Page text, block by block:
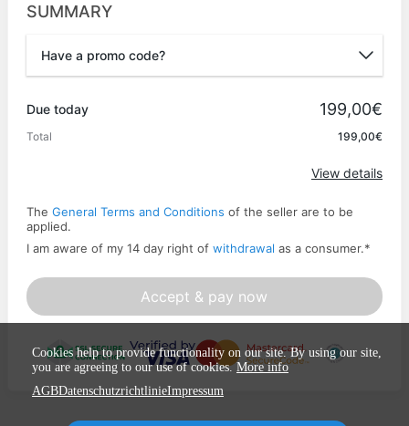
SUMMARY
Have a promo code?
Due today 199,00€
Total 199,00€
View details
The General Terms and Conditions of the seller are to be
applied.
I am aware of my 14 day right of withdrawal as a consumer.*
Accept & pay now
Cookies help to provide functionality on our site. By using our site,
you are agreeing to our use of cookies.More info
AGBDatenschutzrichtlinieImpressum